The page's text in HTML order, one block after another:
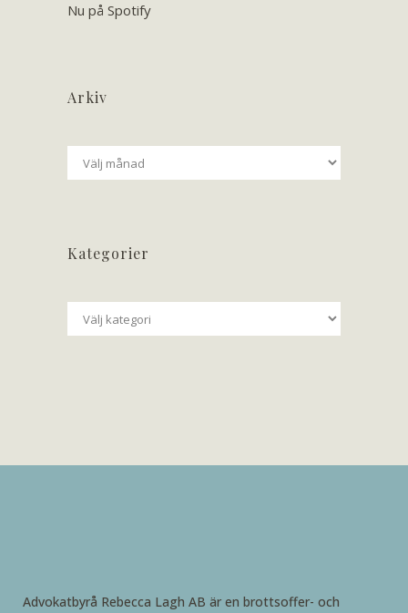
Nu på Spotify
Arkiv
Arkiv
Kategorier
Kategorier
Advokatbyrå Rebecca Lagh AB är en brottsoffer- och